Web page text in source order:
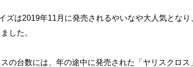
ズは2019年11月に発売されるやいなや大人気とな
した。
の台数には、年の途中に発売された「ヤリスクロ